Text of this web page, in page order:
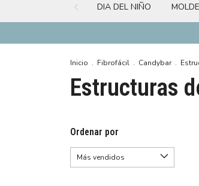
DIA DEL NIÑO
Inicio . Fibrofácil . Candybar .
Estructuras
Ordenar por